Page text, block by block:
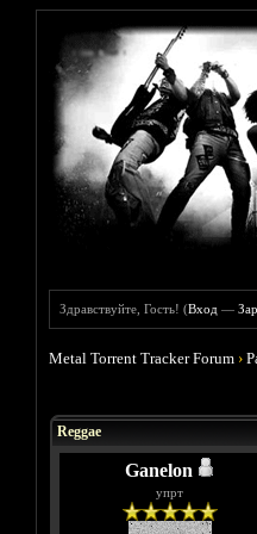
Здравствуйте, Гость! (Вход —
Metal Torrent Tracker Forum ›
Reggae
Ganelon
упрт